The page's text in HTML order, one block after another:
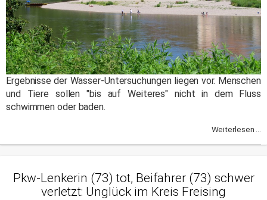
Ergebnisse der Wasser-Untersuchungen liegen vor. Menschen
und Tiere sollen "bis auf Weiteres" nicht in dem Fluss
schwimmen oder baden.
Weiterlesen ...
Pkw-Lenkerin (73) tot, Beifahrer (73) schwer
verletzt: Unglück im Kreis Freising